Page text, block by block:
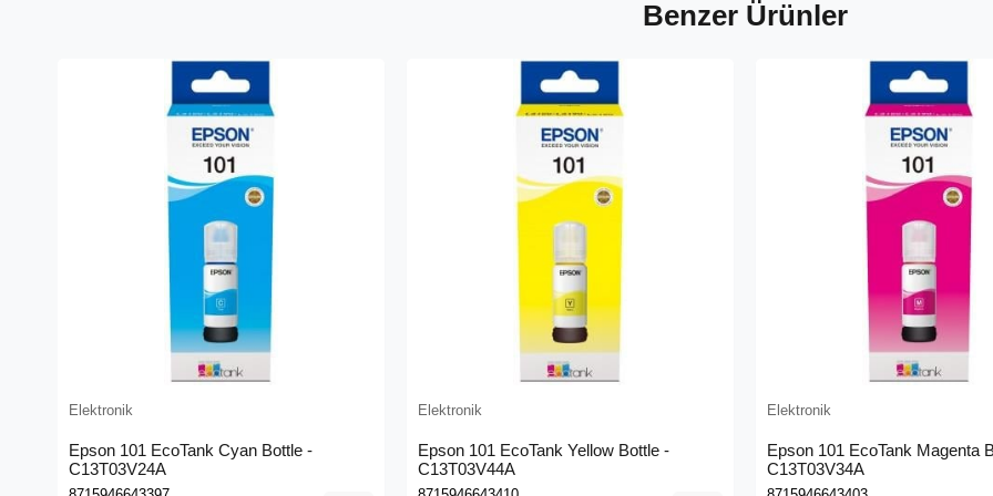
Benzer Ürünler
Elektronik
Epson 101 EcoTank Cyan Bottle -
C13T03V24A
Elektronik
Epson 101 EcoTank Yellow Bottle -
C13T03V44A
Elektronik
Epson 101 EcoTank Magenta
C13T03V34A